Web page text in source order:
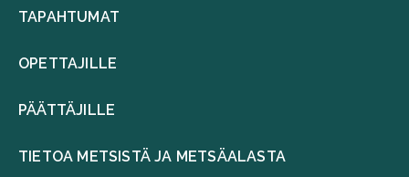
TAPAHTUMAT
OPETTAJILLE
PÄÄTTÄJILLE
TIETOA METSISTÄ JA METSÄALASTA